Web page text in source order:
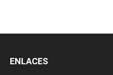
ENLACES